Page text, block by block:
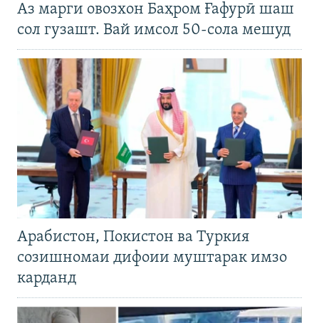
Аз марги овозхон Баҳром Ғафурӣ шаш
сол гузашт. Вай имсол 50-сола мешуд
Арабистон, Покистон ва Туркия
созишномаи дифоии муштарак имзо
карданд